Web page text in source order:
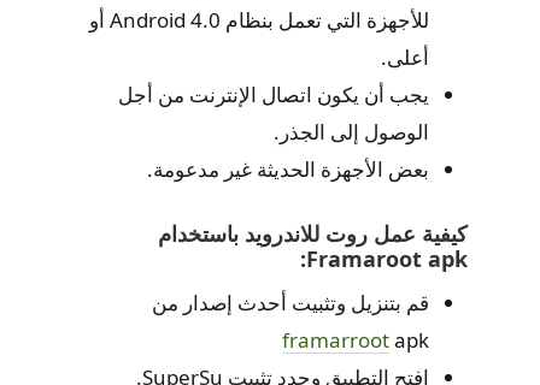
للأجهزة التي تعمل بنظام Android 4.0 أو
أعلى.
يجب أن يكون اتصال الإنترنت من أجل
الوصول إلى الجذر.
بعض الأجهزة الحديثة غير مدعومة.
كيفية عمل روت للاندرويد باستخدام
Framaroot apk:
قم بتنزيل وتثبيت أحدث إصدار من
framarrootapk
افتح التطبيق وحدد تثبيت SuperSu.